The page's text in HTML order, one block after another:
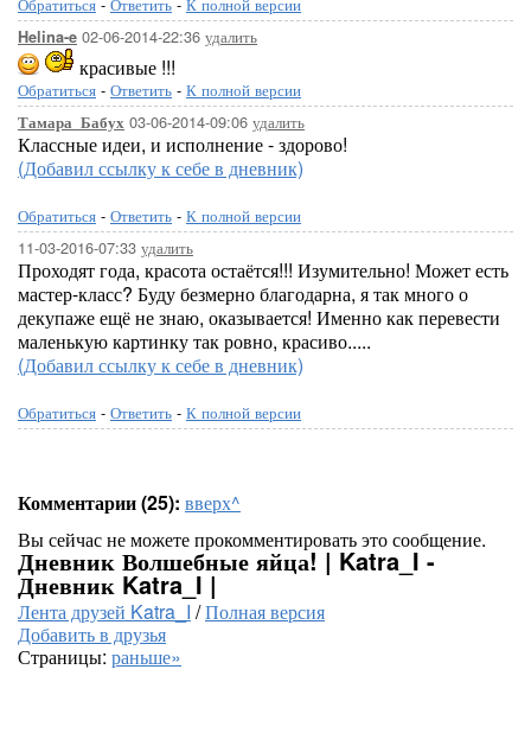
Helina-e 02-06-2014-22:36 удалить
красивые !!!
Обратиться - Ответить - К полной версии
Тамара_Бабух 03-06-2014-09:06 удалить
Классные идеи, и исполнение - здорово!
(Добавил ссылку к себе в дневник)
Обратиться - Ответить - К полной версии
11-03-2016-07:33 удалить
Проходят года, красота остаётся!!! Изумительно! Может есть
мастер-класс? Буду безмерно благодарна, я так много о
декупаже ещё не знаю, оказывается! Именно как перевести
маленькую картинку так ровно, красиво.....
(Добавил ссылку к себе в дневник)
Обратиться - Ответить - К полной версии
Комментарии (25): вверх^
Вы сейчас не можете прокомментировать это сообщение.
Дневник Волшебные яйца! | Katra_I -
Дневник Katra_I |
Лента друзей Katra_I /Полная версия
Добавить в друзья
Страницы: раньше»